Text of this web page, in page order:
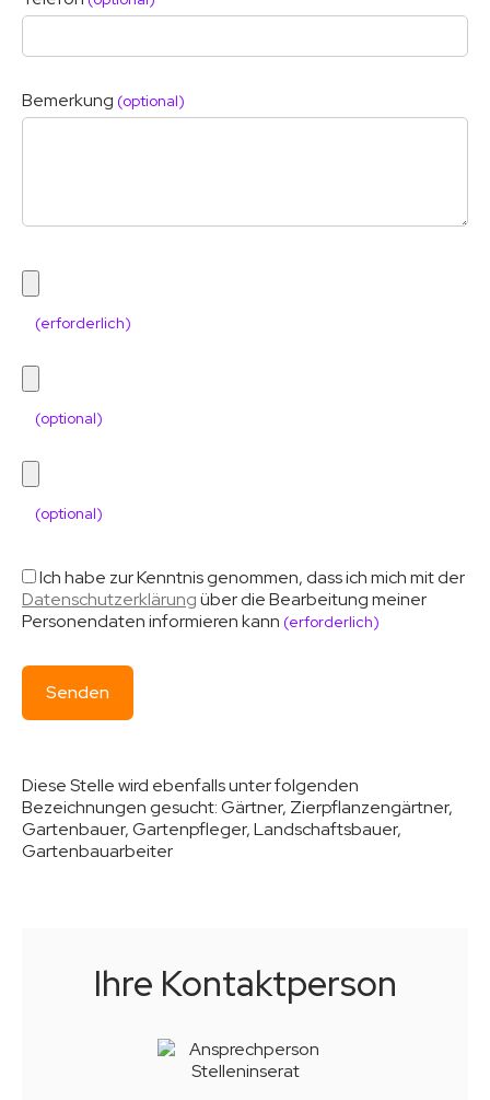
Bemerkung (optional)
(erforderlich)
(optional)
(optional)
Ich habe zur Kenntnis genommen, dass ich mich mit der
Datenschutzerklärungüber die Bearbeitung meiner
Personendaten informieren kann (erforderlich)
Diese Stelle wird ebenfalls unter folgenden
Bezeichnungen gesucht:Gärtner, Zierpflanzengärtner,
Gartenbauer, Gartenpfleger, Landschaftsbauer,
Gartenbauarbeiter
Ihre Kontaktperson